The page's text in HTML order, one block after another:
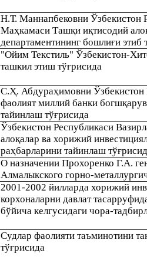
Н.Т. Маннапбековни Ўзбекистон
Маҳкамаси Ташқи иқтисодий ало
департаментининг бошлиғи этиб
"Ойим Текстиль" Ўзбекистон-
ташкил этиш тўғрисида
С.Ҳ. Абдураҳимовни Ўзбекистон
фаолият миллий банки богшқ
тайинлаш тўғрисида
Ўзбекистон Республикаси
алоқалар ва хорижий
раҳбарларини тайинлаш тўғ
О назначении Прохоренко Г.А.
Алмалыкского горно-
2001-2002 йилларда хорижий
корхоналарни давлат
бўйича келгусидаги чора-
Судлар фаолияти таъминотини
тўғрисида